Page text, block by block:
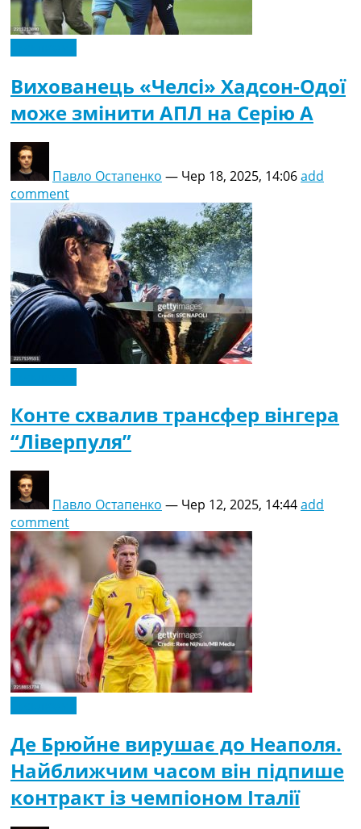
Вихованець «Челсі» Хадсон-Одої
може змінити АПЛ на Серію А
Павло Остапенко — Чер 18, 2025, 14:06add
comment
Конте схвалив трансфер вінгера
“Ліверпуля”
Павло Остапенко — Чер 12, 2025, 14:44add
comment
Де Брюйне вирушає до Неаполя.
Найближчим часом він підпише
контракт із чемпіоном Італії